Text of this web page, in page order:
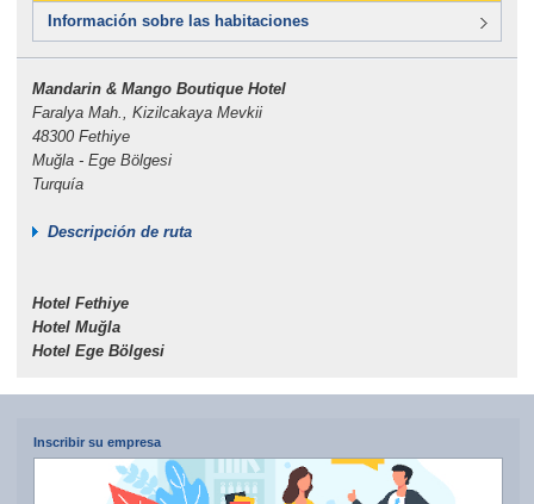
Información sobre las habitaciones
Mandarin & Mango Boutique Hotel
Faralya Mah., Kizilcakaya Mevkii
48300 Fethiye
Muğla - Ege Bölgesi
Turquía
Descripción de ruta
Hotel Fethiye
Hotel Muğla
Hotel Ege Bölgesi
Inscribir su empresa